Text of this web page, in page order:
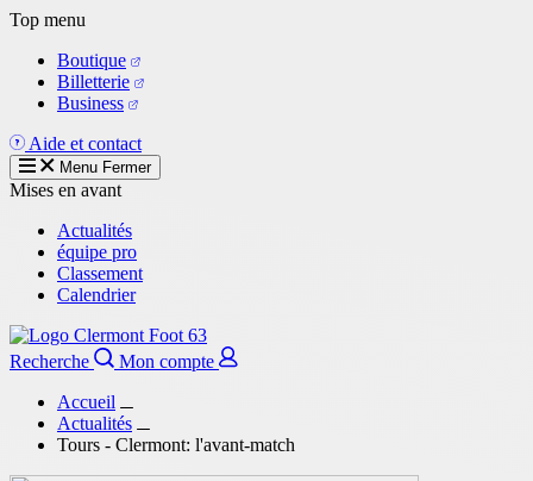
Aller
contenu
principal
Top menu
Boutique
Billetterie
Business
Aide et contact
Menu Fermer
Mises en avant
Actualités
équipe pro
Classement
Calendrier
Recherche
Mon compte
Accueil
Actualités
Tours - Clermont: l'avant-match